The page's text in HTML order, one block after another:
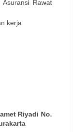
Rawat
kerja
Riyadi No.